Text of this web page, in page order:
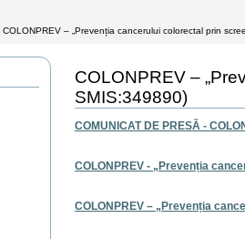
COLONPREV – „Prevenția cancerului colorectal prin
COLONPREV –
SMIS:349890)
COMUNICAT DE PRESĂ -
COLONPREV - „Prevenția
COLONPREV – „Prevenția